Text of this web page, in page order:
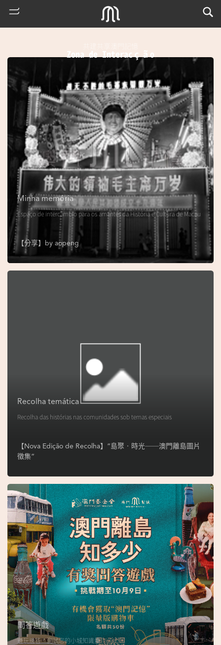
o
吳
榮
恪
Zona de Interacção
Minha memória
Espaço de intercâmbio para os amantes da História e Cultura de Macau
【分享】by aopeng
Recolha temática
Recolha das histórias nas comunidades sob temas especiais
【Nova Edição de Recolha】“島聚‧時光──澳門離島圖片
徵集”
問答遊戲
邊玩邊答，測試您的小城知識量